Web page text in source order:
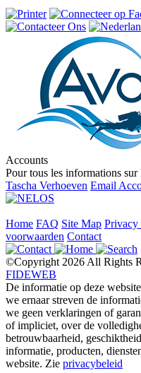
Accounts
Pour tous les informations
Tascha Verhoeven Email
Home FAQ Site Map Privacy
voorwaarden Contact
©Copyright 2026 All Rights
FIDEWEB
De informatie op deze
we ernaar streven de
we geen verklaringen of
of impliciet, over de
betrouwbaarheid,
informatie, producten,
website. Zie privacybeleid